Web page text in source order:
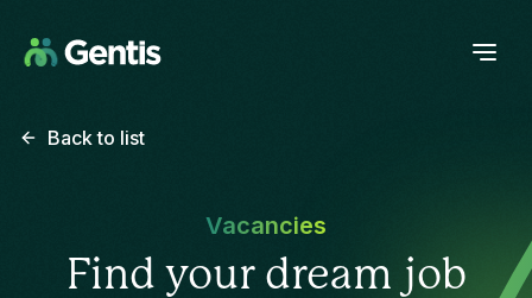
Back to list
Vacancies
Find your dream job